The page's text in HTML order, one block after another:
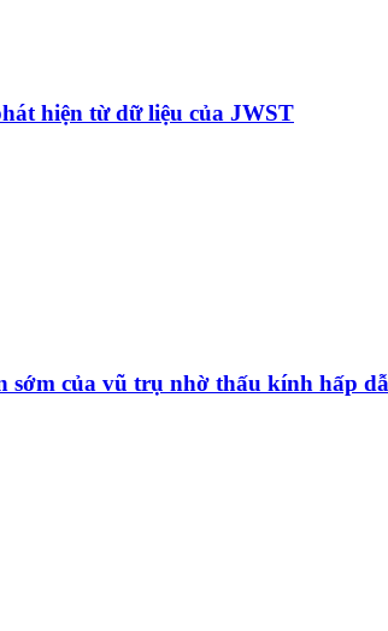
hiện từ dữ liệu của JWST
sớm của vũ trụ nhờ thấu kính hấp